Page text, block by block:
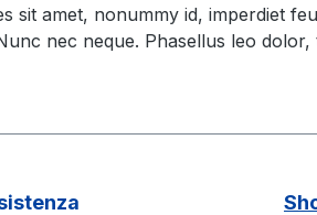
sit amet, nonummy id, imperdiet
nec neque. Phasellus leo